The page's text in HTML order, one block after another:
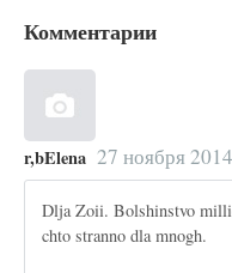
Комментарии
r,bElena 27 ноября
Dlja Zoii. Bolshinstvo
chto stranno dla mnogh.